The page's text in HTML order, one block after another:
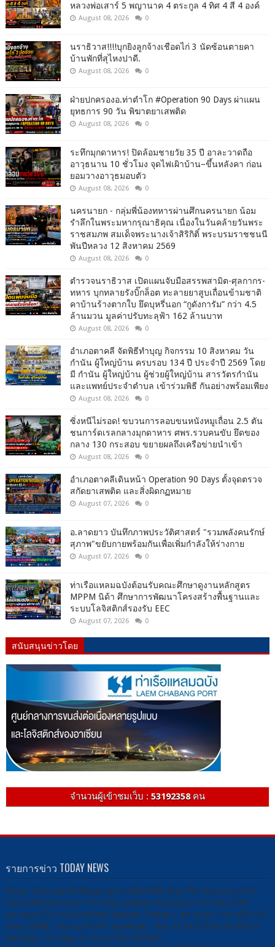
หลวงพ่อเสาร์ 5 พญานาค 4 ตระกูล 4 ทิศ 4 สี 4 องค์
August 08, 2026 0
นราธิวาส!!!!บุกยิงลูกจ้างเชือดไก่ 3 นัดซ้อนตายคา
บ้านพักที่สุไหงปาดี.
August 08, 2026 0
ฝ่ายปกครองอ.ท่าตำโก #Operation 90 Days ผ่าแผน
ยุทธการ 90 วัน พิฆาตยาเสพติด
August 08, 2026 0
ระทึกมุกดาหาร! ปิดล้อมชายวัย 35 ปี อาละวาดถือ
อาวุธนาน 10 ชั่วโมง จุดไฟเผิาบ้าน–ขึ้นหลังคา ก่อน
ยอมวางอาวุธมอบตัว
August 08, 2026 0
นครนายก - กลุ่มพี่น้องทหารผ่านศึกนครนายก น้อม
รำลึกในพระมหากรุณาธิคุณ เนื่องในวันคล้ายวันพระ
ราชสมภพ สมเด็จพระนางเจ้าสิริกิติ์ พระบรมราชชนนี
พันปีหลวง 12 สิงหาคม 2569
August 08, 2026 0
ตำรวจนราธิวาส เปิดแผนจับมือสรรพสามิต-ศุลกากร-
ทหาร บุกทลายรังบิ๊กล็อต ทะลายยาสูบเถื่อนข้ามชาติ
คาบ้านร้างตากใบ ยึดบุหรี่นอก “กูดังการัม” กว่า 4.5
ล้านมวน มูลค่าปรับทะลุฟ้า 162 ล้านบาท
August 08, 2026 0
อำเภอตาคลี จัดพิธีทำบุญ กิจกรรม 10 สิงหาคม วัน
กำนัน ผู้ใหญ่บ้าน ครบรอบ 134 ปี ประจำปี 2569 โดย
มี กำนัน ผู้ใหญ่บ้าน ผู้ช่วยผู้ใหญ่บ้าน สารวัตรกำนัน
และแพทย์ประจำตำบล เข้าร่วมพิธี กันอย่างพร้อมเพียง
August 08, 2026 0
ซิ่งหนีไม่รอด! ขบวนการลอบขนหนังหมูเถื่อน 2.5 ตัน
ชนการ์ดเรลกลางมุกดาหาร ศพร.รวบคนขับ ยึดของ
กลาง 130 กระสอบ ขยายผลถึงเครือข่ายนำเข้า
August 08, 2026 0
อำเภอตาคลีเดินหน้า Operation 90 Days ตั้งจุดตรวจ
สกัดยาเสพติด และสิ่งผิดกฏหมาย
August 07, 2026 0
อ.ลาดยาว บันทึกภาพประวัติศาสตร์ "รวมพลังคนรักษ์
สุภาพ"ขยับกายพร้อมกันเพื่อเพิ่มกำลังให้ร่างกาย
August 07, 2026 0
ท่าเรือแหลมฉบังต้อนรับคณะศึกษาดูงานหลักสูตร
MPPM นิด้า ศึกษาการพัฒนาโครงสร้างพื้นฐานและ
ระบบโลจิสติกส์รองรับ EEC
August 07, 2026 0
สนับสนุนข่าวโดย
จำนวนผู้เข้าชมเว็บ : 53192358คน
รายการข่าว TODAY NEWS
รับชม -ผ่านกล่องรับสัญญาณดาวเทียมได้ที่ กล่อง PSI หมายเลข 212
กล่อง IPM หมายเลข 115 กล่อง Sunbox หมายเลข 113 กล่อง DTV
หมายเลข 79 กล่อง Infosat/ Ideasat/ Thaisat / หมายเลข 114 หรือ 167
กล่อง GMM Z หมายเลข141 Facebook : ช่อง 13 สยามไทย สถานีข่าว
YouTube : ข่าวช่อง 13 สยามไทย เว็บไซต์ :